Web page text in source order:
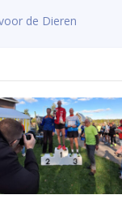
de Dieren